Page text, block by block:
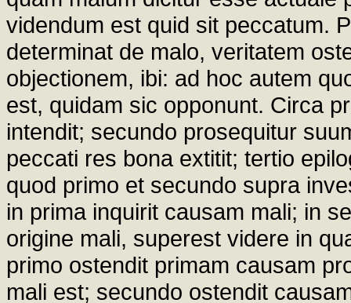
videndum est quid sit peccatum.
determinat de malo, veritatem
objectionem, ibi: ad hoc autem
est, quidam sic opponunt. Circa
intendit; secundo prosequitur
peccati res bona extitit; tertio
quod primo et secundo supra
in prima inquirit causam mali; in
origine mali, superest videre in
primo ostendit primam causam
mali est; secundo ostendit